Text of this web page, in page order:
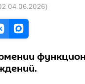
04.06.2026)